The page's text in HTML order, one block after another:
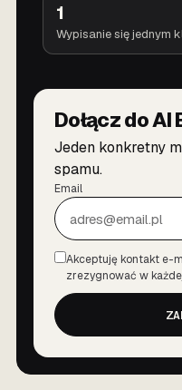
1
Wypisanie się jednym
Dołącz do AI
Jeden konkretny
spamu.
Email
Zgoda
Akceptuję kontakt e-
zrezygnować w